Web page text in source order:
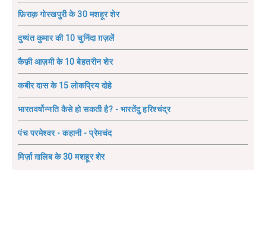
फ़िराक़ गोरखपुरी के 30 मशहूर शेर
दुष्यंत कुमार की 10 चुनिंदा ग़ज़लें
कैफ़ी आज़मी के 10 बेहतरीन शेर
कबीर दास के 15 लोकप्रिय दोहे
भारतवर्षोन्नति कैसे हो सकती है? - भारतेंदु हरिश्चंद्र
पंच परमेश्वर - कहानी - प्रेमचंद
मिर्ज़ा ग़ालिब के 30 मशहूर शेर